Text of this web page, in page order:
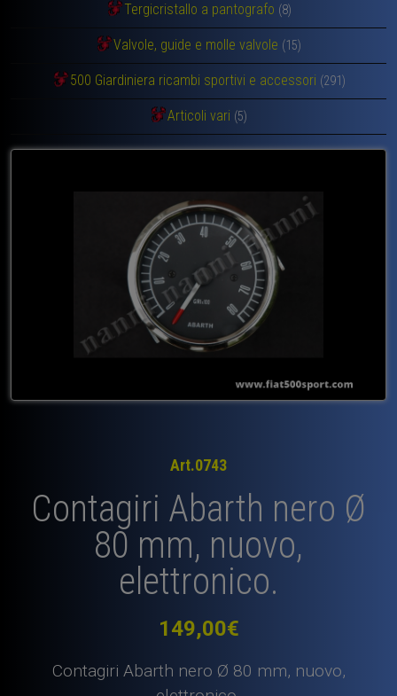
Tergicristallo a pantografo (8)
Valvole, guide e molle valvole (15)
500 Giardiniera ricambi sportivi e accessori (291)
Articoli vari (5)
Art.0743
Contagiri Abarth nero Ø
80 mm, nuovo,
elettronico.
149,00€
Contagiri Abarth nero Ø 80 mm, nuovo,